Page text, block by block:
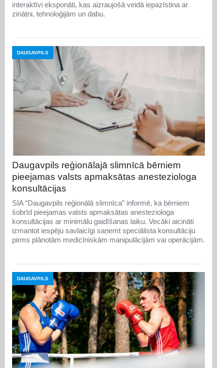
interaktīvi eksponāti, kas aizraujošā veidā iepazīstina ar
zinātni, tehnoloģijām un dabu.
DAUGAVPILS
Daugavpils reģionālajā slimnīcā bērniem
pieejamas valsts apmaksātas anesteziologa
konsultācijas
SIA “Daugavpils reģionālā slimnīca” informē, ka bērniem
šobrīd pieejamas valsts apmaksātas anesteziologa
konsultācijas ar minimālu gaidīšanas laiku. Vecāki aicināti
izmantot iespēju savlaicīgi saņemt speciālista konsultāciju
pirms plānotām medicīniskām manipulācijām vai operācijām.
DAUGAVPILS